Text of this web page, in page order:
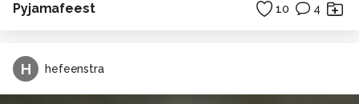
Pyjamafeest 10 4
H hefeenstra